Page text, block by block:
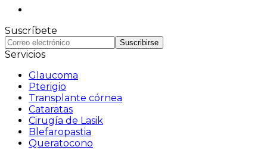
Suscríbete
Suscribirse
Servicios
Glaucoma
Pterigio
Transplante córnea
Cataratas
Cirugía de Lasik
Blefaropastia
Queratocono